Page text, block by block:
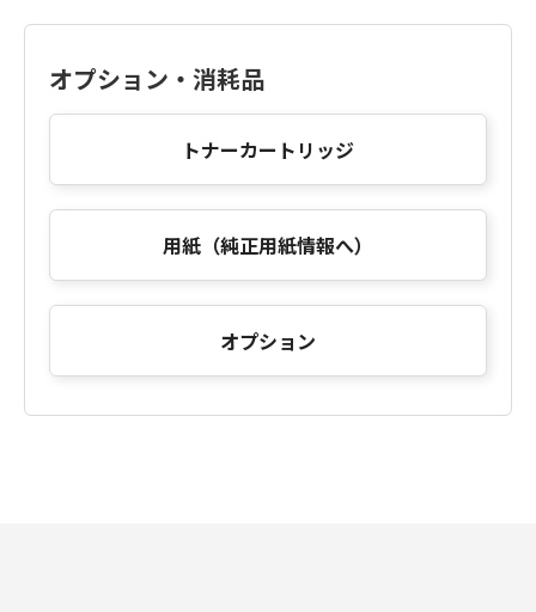
オプション・消耗品
トナーカートリッジ
用紙（純正用紙情報へ）
オプション